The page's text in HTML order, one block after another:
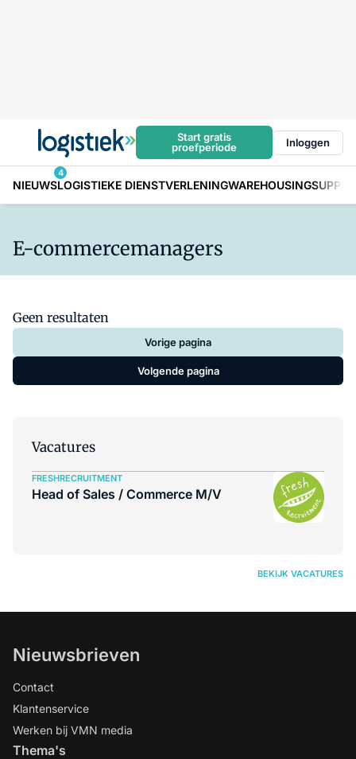
Start gratis
proefperiode
Inloggen
NIEUWS
4
LOGISTIEKE DIENSTVERLENINGWAREHOUSING
E-commercemanagers
Geen resultaten
Vorige pagina
Volgende pagina
Vacatures
FRESHRECRUITMENT
Head of Sales / Commerce M/V
BEKIJK VACATURES
Nieuwsbrieven
Contact
Klantenservice
Werken bij VMN media
Thema's